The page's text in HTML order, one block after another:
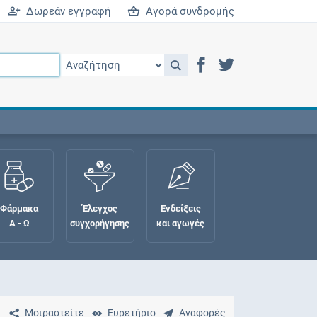
Δωρεάν εγγραφή Αγορά συνδρομής
Φάρμακα
Α - Ω
Έλεγχος
συγχορήγησης
Ενδείξεις
και αγωγές
Μοιραστείτε Ευρετήριο Αναφορές